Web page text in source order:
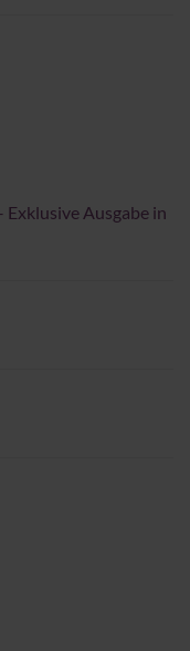
Exklusive Ausgabe in